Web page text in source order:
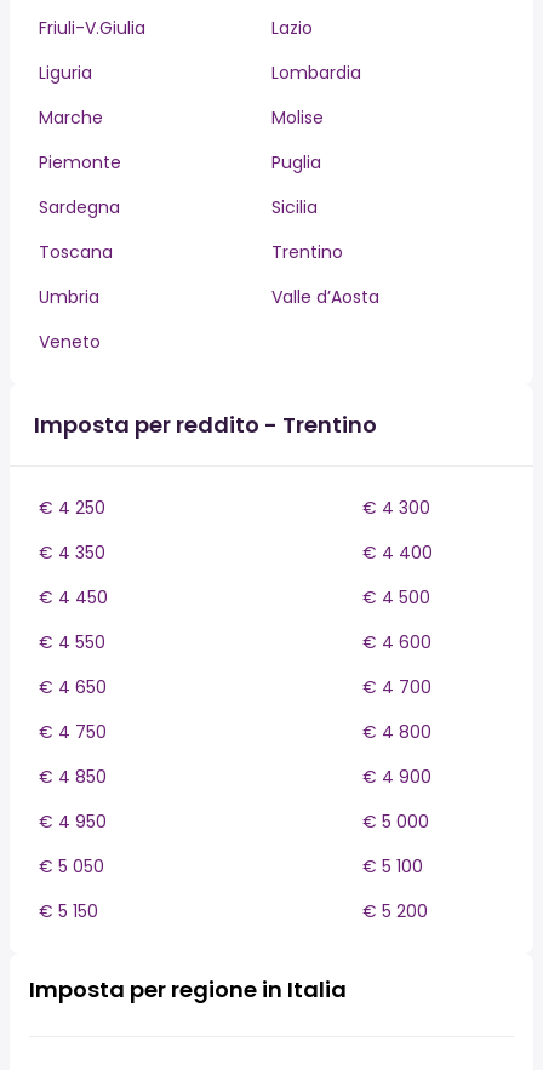
Friuli-V.Giulia
Lazio
Liguria
Lombardia
Marche
Molise
Piemonte
Puglia
Sardegna
Sicilia
Toscana
Trentino
Umbria
Valle d’Aosta
Veneto
Imposta per reddito - Trentino
€ 4 250
€ 4 300
€ 4 350
€ 4 400
€ 4 450
€ 4 500
€ 4 550
€ 4 600
€ 4 650
€ 4 700
€ 4 750
€ 4 800
€ 4 850
€ 4 900
€ 4 950
€ 5 000
€ 5 050
€ 5 100
€ 5 150
€ 5 200
Imposta per regione in Italia